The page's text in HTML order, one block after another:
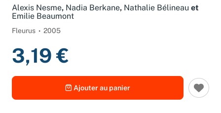
Alexis Nesme, Nadia Berkane, Nathalie Bélineau et
Emilie Beaumont
Fleurus 2005
3,19 €
Ajouter au panier